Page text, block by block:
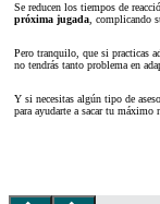
Se reducen los tiempos de
próxima jugada, complicando
Pero tranquilo, que si practicas
no tendrás tanto problema en
Y si necesitas algún tipo de
para ayudarte a sacar tu máximo